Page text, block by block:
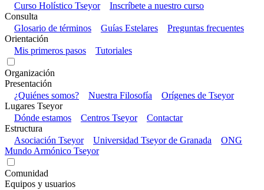
Curso Holístico Tseyor
Inscríbete a nuestro curso
Consulta
Glosario de términos
Guías Estelares
Preguntas frecuentes
Orientación
Mis primeros pasos
Tutoriales
Organización
Presentación
¿Quiénes somos?
Nuestra Filosofía
Orígenes de Tseyor
Lugares Tseyor
Dónde estamos
Centros Tseyor
Contactar
Estructura
Asociación Tseyor
Universidad Tseyor de Granada
ONG
Mundo Armónico Tseyor
Comunidad
Equipos y usuarios